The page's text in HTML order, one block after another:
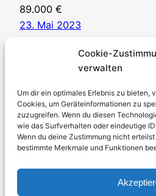
Cookie-
verwalten
Um dir ein optimales Erlebnis zu bieten,
Cookies, um Geräteinformationen zu
zuzugreifen. Wenn du diesen
wie das Surfverhalten oder eindeutige
Wenn du deine Zustimmung nicht
bestimmte Merkmale und Funktionen
89.000 €
23. Mai 2023
Stromerzeuger-Discount.de
Kürtener Straße 13, D-
Vertriebsbeauftragter: